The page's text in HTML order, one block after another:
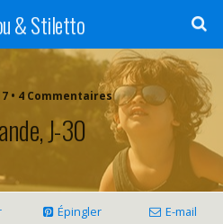
& Stiletto
• 4 Commentaires
J-30
Épingler E-mail